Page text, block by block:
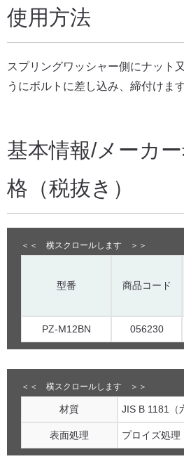
使用方法
スプリングワッシャー側にナット
うにボルトに差し込み、締付けます
基本情報/メーカ
格（税抜き）
型番 商品コード
PZ-M12BN 056230
材質 JIS B 1181（
表面処理 プロイズ処理